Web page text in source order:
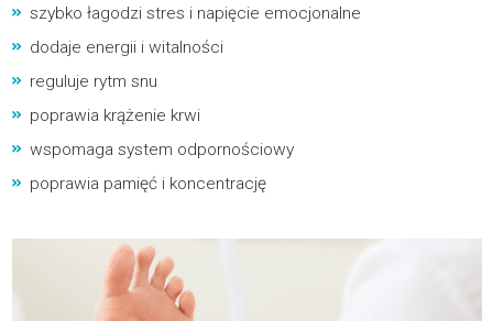
szybko łagodzi stres i napięcie emocjonalne
dodaje energii i witalności
reguluje rytm snu
poprawia krążenie krwi
wspomaga system odpornościowy
poprawia pamięć i koncentrację